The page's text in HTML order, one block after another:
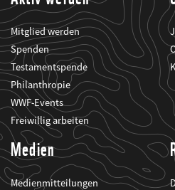
Mitglied werden
Spenden
Testamentspende
Philanthropie
WWF-Events
Freiwillig arbeiten
Medien
Medienmitteilungen